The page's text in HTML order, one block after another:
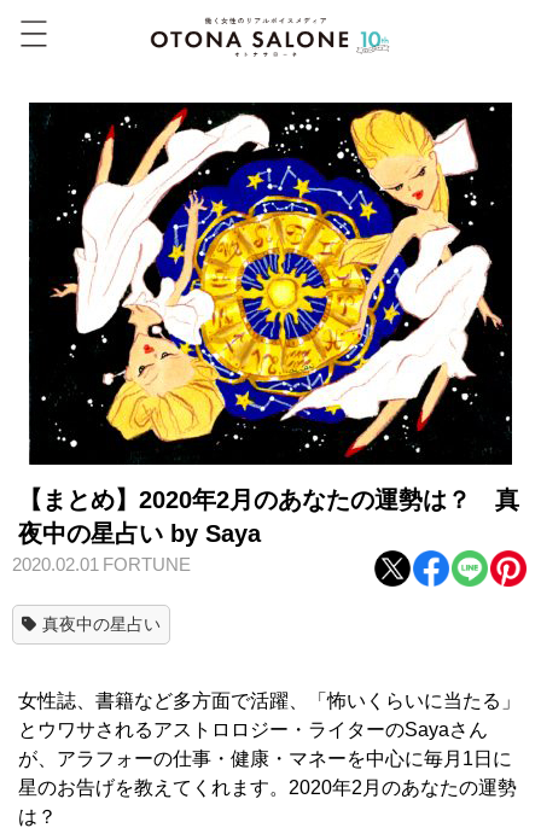
【まとめ】2020年2月のあなたの運勢は？ 真
夜中の星占い by Saya
2020.02.01 FORTUNE
真夜中の星占い
女性誌、書籍など多方面で活躍、「怖いくらいに当たる」
とウワサされるアストロロジー・ライターのSayaさん
が、アラフォーの仕事・健康・マネーを中心に毎月1日に
星のお告げを教えてくれます。2020年2月のあなたの運勢
は？